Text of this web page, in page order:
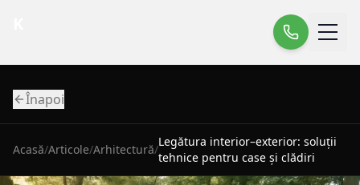
Înapoi
Acasă/Articole/Arhitectură/
Legătura interior–exterior: soluții
tehnice pentru case și clădiri